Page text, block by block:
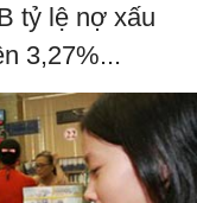
tỷ lệ nợ xấu
3,27%...